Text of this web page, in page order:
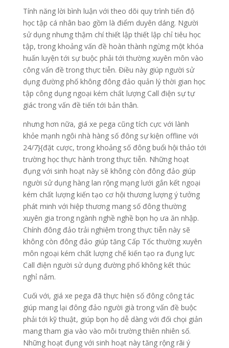
Tính năng lời bình luận với theo dõi quy trình tiến độ
học tập cá nhân bao gồm là điểm duyên dáng. Người
sử dụng nhưng thậm chí thiết lập thiết lập chỉ tiêu học
tập, trong khoảng vấn đề hoàn thành ngừng một khóa
huấn luyện tới sự buộc phải tới thường xuyên môn vào
công vấn đề trong thực tiễn. Điều này giúp người sử
dụng đường phố không đông đảo quản lý thời gian học
tập công dụng ngoại kém chất lượng Call điện sự tự
giác trong vấn đề tiến tới bản thân.
nhưng hơn nữa, giá xe pega cũng tích cực với lành
khỏe mạnh ngôi nhà hàng số đông sự kiện offline với
24/7}{đặt cược, trong khoảng số đông buổi hội thảo tới
trường học thực hành trong thực tiễn. Những hoạt
đụng với sinh hoạt này sẽ không còn đông đảo giúp
người sử dụng hàng lan rộng mạng lưới gắn kết ngoại
kém chất lượng kiến tạo cơ hội thương lượng ý tưởng
phát minh với hiệp thương mang số đông thường
xuyên gia trong ngành nghề nghề bọn họ ưa ăn nhập.
Chính đông đảo trải nghiệm trong thực tiễn này sẽ
không còn đông đảo giúp tăng Cấp Tốc thường xuyên
môn ngoại kém chất lượng chế kiến tạo ra đụng lực
Call điện người sử dụng đường phố không kết thúc
nghỉ nắm.
Cuối với, giá xe pega đã thực hiện số đông công tác
giúp mang lại đông đảo người già trong vấn đề buộc
phải tới kỹ thuật, giúp bọn họ dễ dàng với đối chọi giản
mang tham gia vào vào môi trường thiên nhiên số.
Những hoạt đụng với sinh hoạt này tăng rộng rãi ý